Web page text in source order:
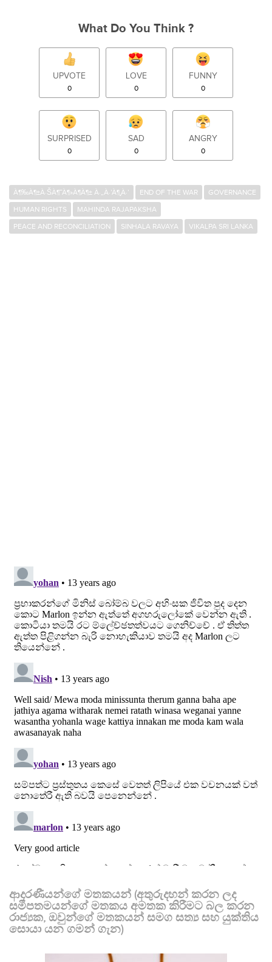
What Do You Think ?
UPVOTE
0
LOVE
0
FUNNY
0
SURPRISED
0
SAD
0
ANGRY
0
À¶‰À¶±À·ŠÀ¶¯À¶»À¶­À¶± À·„À·’À¶¸À·’ END OF THE WAR
GOVERNANCE
HUMAN RIGHTS
MAHINDA RAJAPAKSHA
PEACE AND RECONCILIATION
SINHALA RAVAYA VIKALPA SRI LANKA
ආදරණීයන්ගේ මතකයන් (අතුරුදහන් කරන ලද
සමීපතමයන්ගේ මතකය අමතක කිරීමට බල කරන
රාජ්‍යක, ඔවුන්ගේ මතකයන් සමග සත්‍ය සහ යුක්තිය
සොයා යන ගමන් ගැන)